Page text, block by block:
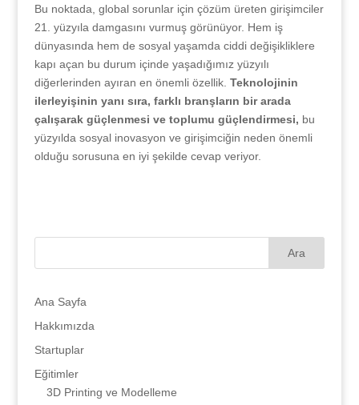
Bu noktada, global sorunlar için çözüm üreten girişimciler
21. yüzyıla damgasını vurmuş görünüyor. Hem iş
dünyasında hem de sosyal yaşamda ciddi değişikliklere
kapı açan bu durum içinde yaşadığımız yüzyılı
diğerlerinden ayıran en önemli özellik. Teknolojinin
ilerleyişinin yanı sıra, farklı branşların bir arada
çalışarak güçlenmesi ve toplumu güçlendirmesi, bu
yüzyılda sosyal inovasyon ve girişimciğin neden önemli
olduğu sorusuna en iyi şekilde cevap veriyor.
Ana Sayfa
Hakkımızda
Startuplar
Eğitimler
3D Printing ve Modelleme